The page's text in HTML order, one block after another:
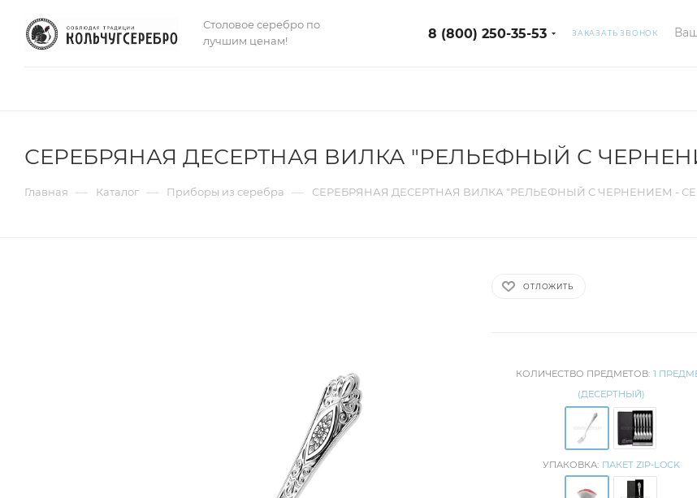
Столовое серебро по
лучшим ценам!
8 (800) 250-35-53 ЗАКАЗАТЬ ЗВОНОК
СЕРЕБРЯНАЯ ДЕСЕРТНАЯ ВИЛКА "РЕЛЬЕФНЫЙ С
Главная — Каталог — Приборы из серебра — СЕРЕБРЯНАЯ ДЕСЕРТНАЯ ВИЛКА "РЕЛЬЕФНЫЙ С ЧЕРНЕНИЕМ -
ОТЛОЖИТЬ
КОЛИЧЕСТВО ПРЕДМЕТОВ: 1
(ДЕСЕРТНЫЙ)
УПАКОВКА: ПАКЕТ ZIP-LOCK